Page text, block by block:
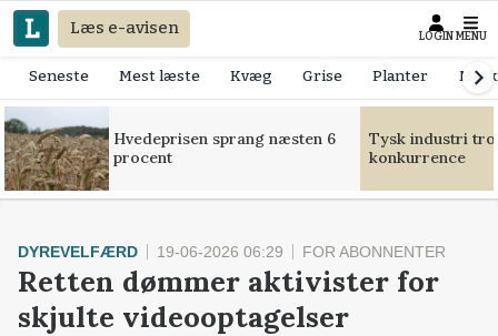
Læs e-avisen LOGIN MENU
Seneste Mest læste Kvæg Grise Planter
Hvedeprisen sprang næsten 6
procent
Tysk industri
konkurrence
DYREVELFÆRD 19-06-2026 06:29 FOR ABONNENTER
Retten dømmer aktivister for
skjulte videooptagelser